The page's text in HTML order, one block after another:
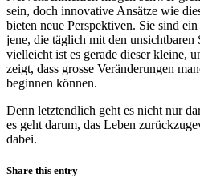
sein, doch innovative Ansätze wie
bieten neue Perspektiven. Sie sind
jene, die täglich mit den unsichtbaren
vielleicht ist es gerade dieser kleine,
zeigt, dass grosse Veränderungen
beginnen können.
Denn letztendlich geht es nicht nur
es geht darum, das Leben
dabei.
Share this entry